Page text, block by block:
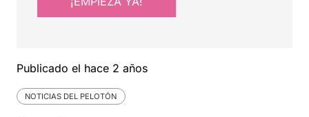
Publicado el hace 2 años
NOTICIAS DEL PELOTÓN